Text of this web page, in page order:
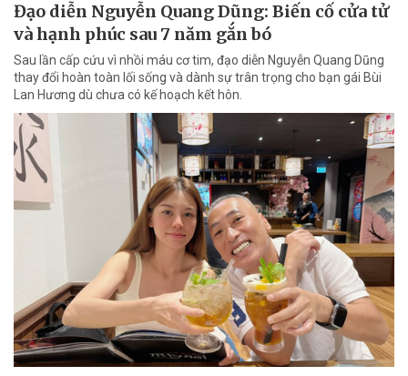
Đạo diễn Nguyễn Quang Dũng: Biến cố cửa tử
và hạnh phúc sau 7 năm gắn bó
Sau lần cấp cứu vì nhồi máu cơ tim, đạo diễn Nguyễn Quang Dũng
thay đổi hoàn toàn lối sống và dành sự trân trọng cho bạn gái Bùi
Lan Hương dù chưa có kế hoạch kết hôn.